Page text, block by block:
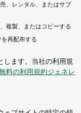
、レンタル、またはサブ
複製、またはコピーする
再配布する
します。当社の利用規
料の利用規約ジェネレ